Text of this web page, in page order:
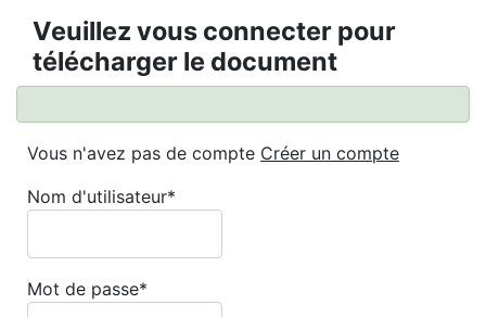
Veuillez vous connecter pour
télécharger le document
Vous n'avez pas de compte Créer un compte
Nom d'utilisateur*
Mot de passe*